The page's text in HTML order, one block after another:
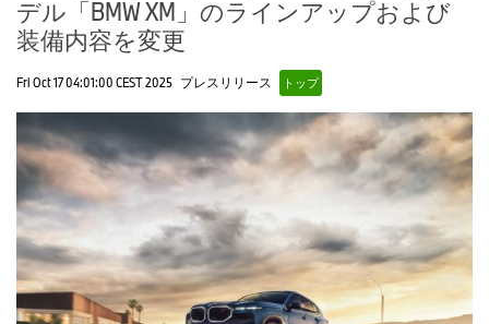
デル「BMW XM」のラインアップおよび
装備内容を変更
Fri Oct 17 04:01:00 CEST 2025 プレスリリース トップ